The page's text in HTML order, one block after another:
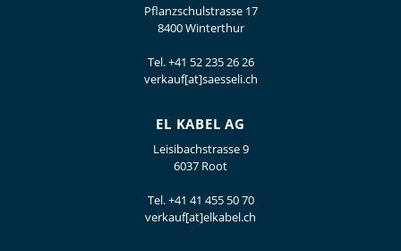
Pflanzschulstrasse 17
8400 Winterthur
Tel.+41 52 235 26 26
verkauf[at]saesseli.ch
EL KABEL AG
Leisibachstrasse 9
6037 Root
Tel.+41 41 455 50 70
verkauf[at]elkabel.ch